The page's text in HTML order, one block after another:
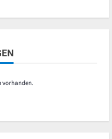
vorhanden.